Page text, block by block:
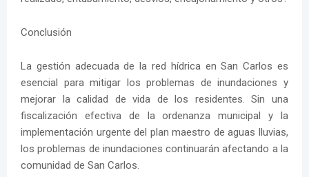
Conclusión
La gestión adecuada de la red hídrica en San Carlos es
esencial para mitigar los problemas de inundaciones y
mejorar la calidad de vida de los residentes. Sin una
fiscalización efectiva de la ordenanza municipal y la
implementación urgente del plan maestro de aguas lluvias,
los problemas de inundaciones continuarán afectando a la
comunidad de San Carlos.